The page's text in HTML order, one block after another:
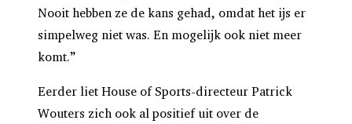
Nooit hebben ze de kans gehad, omdat het ijs er
simpelweg niet was. En mogelijk ook niet meer
komt.”
Eerder liet House of Sports-directeur Patrick
Wouters zich ook al positief uit over de